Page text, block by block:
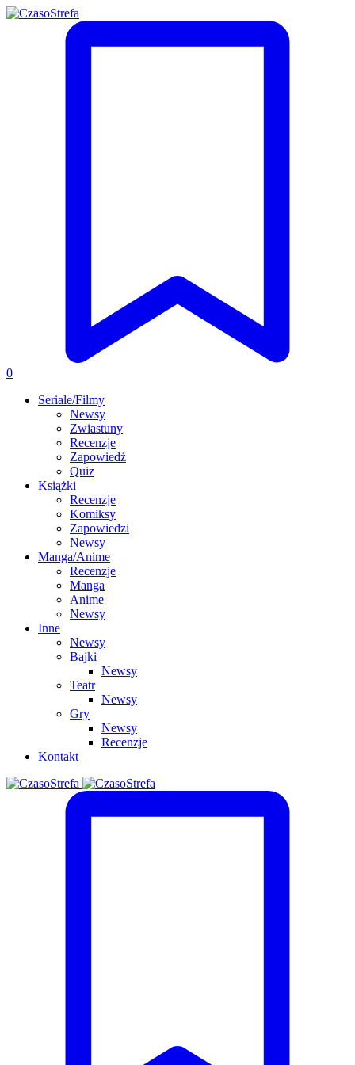
0
Seriale/Filmy
Newsy
Zwiastuny
Recenzje
Zapowiedź
Quiz
Książki
Recenzje
Komiksy
Zapowiedzi
Newsy
Manga/Anime
Recenzje
Manga
Anime
Newsy
Inne
Newsy
Bajki
Newsy
Teatr
Newsy
Gry
Newsy
Recenzje
Kontakt